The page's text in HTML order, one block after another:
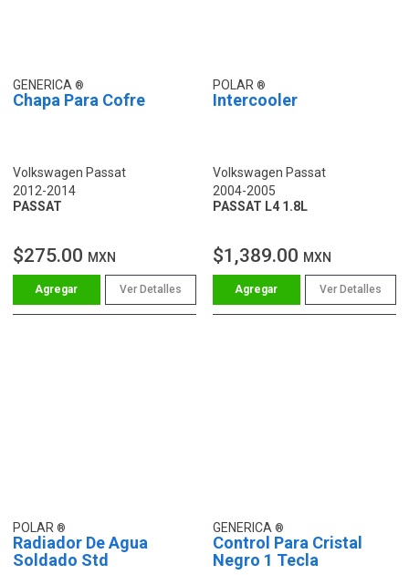
GENERICA
Chapa Para Cofre
Volkswagen Passat
2012-2014
PASSAT
$275.00 MXN
Ver Detalles
POLAR
Intercooler
Volkswagen Passat
2004-2005
PASSAT L4 1.8L
$1,389.00 MXN
Ver Detalles
POLAR
Radiador De Agua
Soldado Std
GENERICA
Control Para Cristal
Negro 1 Tecla